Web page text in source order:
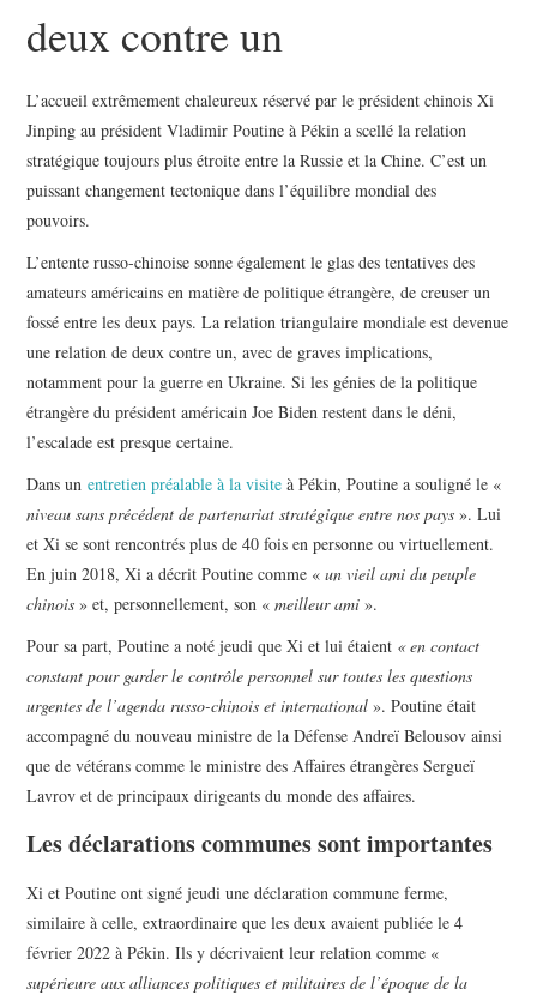
deux contre un
L’accueil extrêmement chaleureux réservé par le président chinois Xi
Jinping au président Vladimir Poutine à Pékin a scellé la relation
stratégique toujours plus étroite entre la Russie et la Chine. C’est un
puissant changement tectonique dans l’équilibre mondial des
pouvoirs.
L’entente russo-chinoise sonne également le glas des tentatives des
amateurs américains en matière de politique étrangère, de creuser un
fossé entre les deux pays. La relation triangulaire mondiale est devenue
une relation de deux contre un, avec de graves implications,
notamment pour la guerre en Ukraine. Si les génies de la politique
étrangère du président américain Joe Biden restent dans le déni,
l’escalade est presque certaine.
Dans unentretien préalable à la visite à Pékin, Poutine a souligné le «
niveau sans précédent de partenariat stratégique entre nos pays ». Lui
et Xi se sont rencontrés plus de 40 fois en personne ou virtuellement.
En juin 2018, Xi a décrit Poutine comme «un vieil ami du peuple
chinois » et, personnellement, son «meilleur ami ».
Pour sa part, Poutine a noté jeudi que Xi et lui étaient « en contact
constant pour garder le contrôle personnel sur toutes les questions
urgentes de l’agenda russo-chinois et international ». Poutine était
accompagné du nouveau ministre de la Défense Andreï Belousov ainsi
que de vétérans comme le ministre des Affaires étrangères Sergueï
Lavrov et de principaux dirigeants du monde des affaires.
Les déclarations communes sont importantes
Xi et Poutine ont signé jeudi une déclaration commune ferme,
similaire à celle, extraordinaire que les deux avaient publiée le 4
février 2022 à Pékin. Ils y décrivaient leur relation comme «
supérieure aux alliances politiques et militaires de l’époque de la